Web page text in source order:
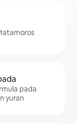
pada
yuran